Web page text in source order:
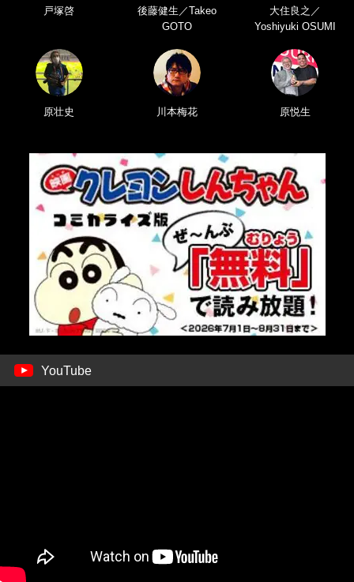
戸塚啓
後藤健生／Takeo
GOTO
大住良之／
Yoshiyuki OSUMI
原壮史 川本梅花 原悦生
YouTube